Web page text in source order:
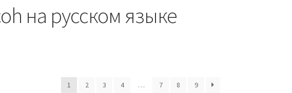
на русском языке
1 2 3 4 … 7 8 9